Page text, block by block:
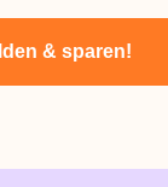
& sparen!